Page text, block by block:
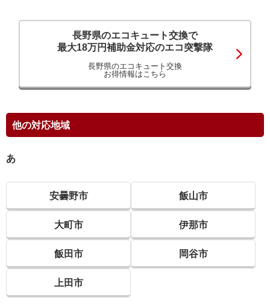
長野県のエコキュート交換で
最大18万円補助金対応のエコ突撃隊
長野県のエコキュート交換
お得情報はこちら
他の対応地域
あ
安曇野市 飯山市
大町市 伊那市
飯田市 岡谷市
上田市